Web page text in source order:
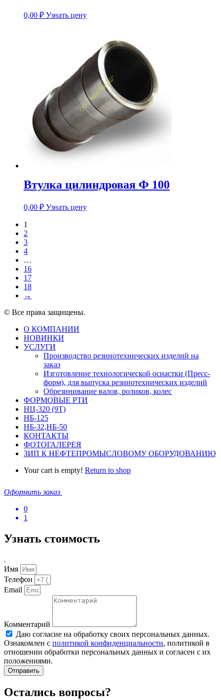
0,00 ₽ Узнать цену
Втулка цилиндровая Ф 100
0,00 ₽ Узнать цену
1
2
3
4
…
16
17
18
→
© Все права защищены.
О КОМПАНИИ
НОВИНКИ
УСЛУГИ
Производство резинотехнических изделий на
заказ
Изготовление технологической оснастки (Пресс-
форм), для выпуска резинотехнических изделий
Обрезинивание валов, роликов, колес
ФОРМОВЫЕ РТИ
НЦ-320 (9Т)
НБ-125
НБ-32,НБ-50
КОНТАКТЫ
ФОТОГАЛЕРЕЯ
ЗИП К НЕФТЕПРОМЫСЛОВОМУ ОБОРУДОВАНИЮ
Your cart is empty! Return to shop
Оформить заказ
0
1
Узнать стоимость
.
Имя
Телефон
Email
Комментарий
Даю согласие на обработку своих персональных данных.
Ознакомлен с политикой конфиденциальности, политикой в
отношении обработки персональных данных и согласен с их
положениями.
Отправить
Остались вопросы?